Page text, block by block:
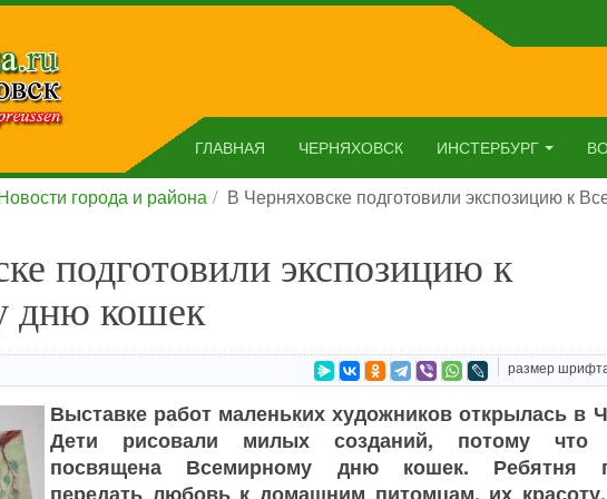
ГЛАВНАЯ ЧЕРНЯХОВСК ИНСТЕРБУРГ
города и района В Черняховске подготовили экспозицию к
подготовили экспозицию к
дню кошек
размер
Выставке работ маленьких художников открылась в
Дети рисовали милых созданий, потому что
посвящена Всемирному дню кошек. Ребятня